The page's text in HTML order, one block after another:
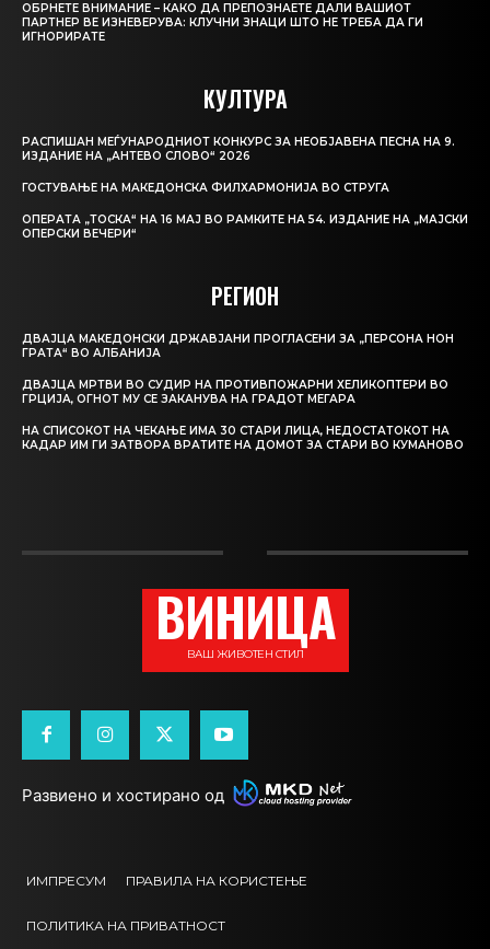
ОБРНЕТЕ ВНИМАНИЕ – КАКО ДА ПРЕПОЗНАЕТЕ ДАЛИ ВАШИОТ
ПАРТНЕР ВЕ ИЗНЕВЕРУВА: КЛУЧНИ ЗНАЦИ ШТО НЕ ТРЕБА ДА ГИ
ИГНОРИРАТЕ
КУЛТУРА
РАСПИШАН МЕЃУНАРОДНИОТ КОНКУРС ЗА НЕОБЈАВЕНА ПЕСНА НА 9.
ИЗДАНИЕ НА „АНТЕВО СЛОВО“ 2026
ГОСТУВАЊЕ НА МАКЕДОНСКА ФИЛХАРМОНИЈА ВО СТРУГА
ОПЕРАТА „ТОСКА“ НА 16 МАЈ ВО РАМКИТЕ НА 54. ИЗДАНИЕ НА „МАЈСКИ
ОПЕРСКИ ВЕЧЕРИ“
РЕГИОН
ДВАЈЦА МАКЕДОНСКИ ДРЖАВЈАНИ ПРОГЛАСЕНИ ЗА „ПЕРСОНА НОН
ГРАТА“ ВО АЛБАНИЈА
ДВАЈЦА МРТВИ ВО СУДИР НА ПРОТИВПОЖАРНИ ХЕЛИКОПТЕРИ ВО
ГРЦИЈА, ОГНОТ МУ СЕ ЗАКАНУВА НА ГРАДОТ МЕГАРА
НА СПИСОКОТ НА ЧЕКАЊЕ ИМА 30 СТАРИ ЛИЦА, НЕДОСТАТОКОТ НА
КАДАР ИМ ГИ ЗАТВОРА ВРАТИТЕ НА ДОМОТ ЗА СТАРИ ВО КУМАНОВО
ВИНИЦА
ВАШ ЖИВОТЕН СТИЛ
Развиено и хостирано од
ИМПРЕСУМ ПРАВИЛА НА КОРИСТЕЊЕ
ПОЛИТИКА НА ПРИВАТНОСТ